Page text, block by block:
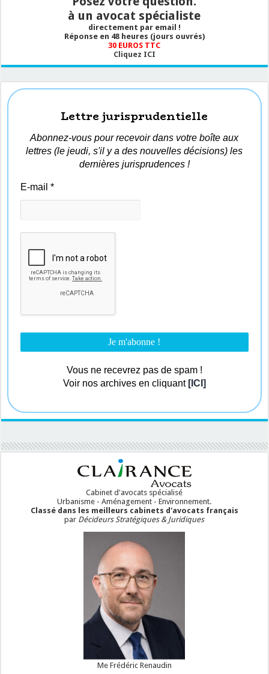
initial
?
à un avocat spécialiste
directement par email !
Réponse en 48 heures (jours ouvrés)
30 EUROS TTC
Cliquez ICI
Lettre jurisprudentielle
Abonnez-vous pour recevoir dans votre boîte aux
lettres (le jeudi, s'il y a des nouvelles décisions) les
dernières jurisprudences !
E-mail*
Vous ne recevrez pas de spam !
Voir nos archives en cliquant [ICI]
Cabinet d'avocats spécialisé
Urbanisme - Aménagement - Environnement.
Classé dans les meilleurs cabinets d'avocats français
par Décideurs Stratégiques & Juridiques
Me Frédéric Renaudin